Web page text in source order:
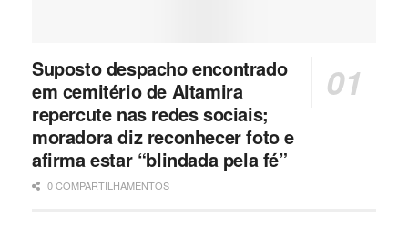
Suposto despacho encontrado
em cemitério de Altamira
repercute nas redes sociais;
moradora diz reconhecer foto e
afirma estar “blindada pela fé”
0 COMPARTILHAMENTOS